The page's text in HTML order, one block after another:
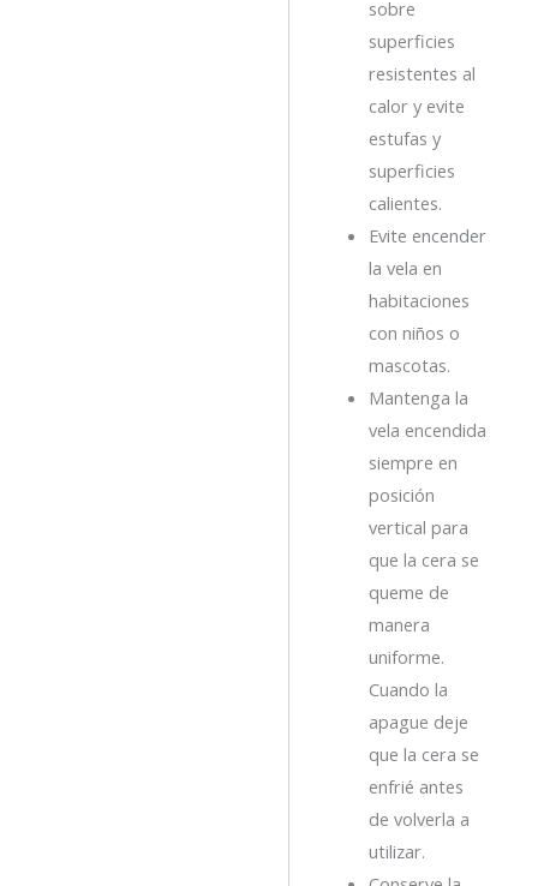
sobre
superficies
resistentes al
calor y evite
estufas y
superficies
calientes.
Evite encender
la vela en
habitaciones
con niños o
mascotas.
Mantenga la
vela encendida
siempre en
posición
vertical para
que la cera se
queme de
manera
uniforme.
Cuando la
apague deje
que la cera se
enfrié antes
de volverla a
utilizar.